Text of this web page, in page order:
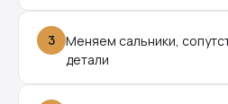
3
Меняем сальники,
детали